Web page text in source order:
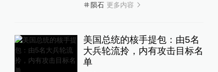
陨石 更多内容
美国总统的核手提包：由5名
大兵轮流拎，内有攻击目标名
单